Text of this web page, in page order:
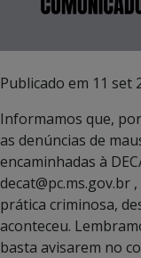
Publicado em 11 set
Informamos que,
as denúncias de
encaminhadas à
prática criminosa,
aconteceu.
basta avisarem no